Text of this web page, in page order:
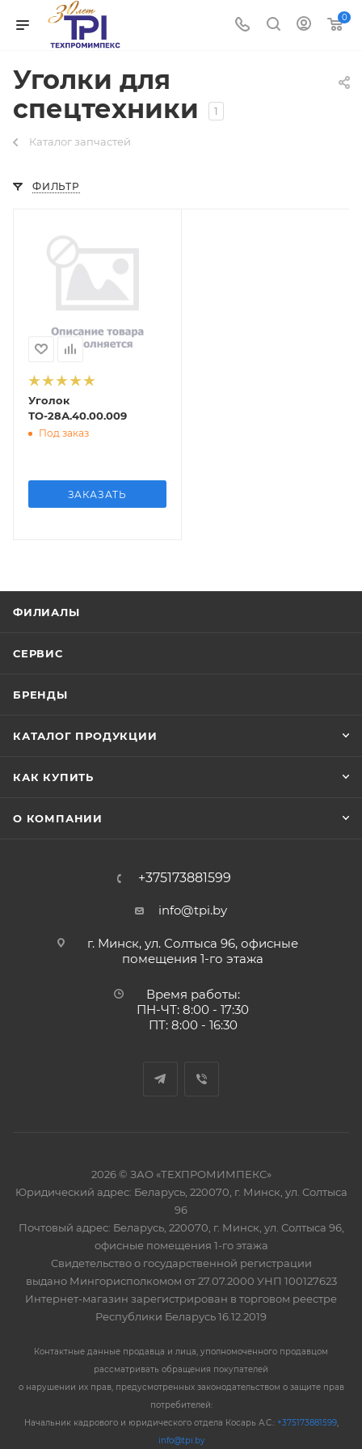
0
Уголки для
спецтехники
1
Каталог запчастей
ФИЛЬТР
Уголок
ТО-28А.40.00.009
Под заказ
ЗАКАЗАТЬ
ФИЛИАЛЫ
СЕРВИС
БРЕНДЫ
КАТАЛОГ ПРОДУКЦИИ
КАК КУПИТЬ
О КОМПАНИИ
+375173881599
info@tpi.by
г. Минск, ул. Солтыса 96, офисные
помещения 1-го этажа
Время работы:
ПН-ЧТ: 8:00 - 17:30
ПТ: 8:00 - 16:30
2026 © ЗАО «ТЕХПРОМИМПЕКС»
Юридический адрес: Беларусь, 220070, г. Минск, ул. Солтыса
96
Почтовый адрес: Беларусь, 220070, г. Минск, ул. Солтыса 96,
офисные помещения 1-го этажа
Свидетельство о государственной регистрации
выдано Мингорисполкомом от 27.07.2000 УНП 100127623
Интернет-магазин зарегистрирован в торговом реестре
Республики Беларусь 16.12.2019
Контактные данные продавца и лица, уполномоченного продавцом
рассматривать обращения покупателей
о нарушении их прав, предусмотренных законодательством о защите прав
потребителей:
Начальник кадрового и юридического отдела Косарь А.С.: +375173881599,
info@tpi.by